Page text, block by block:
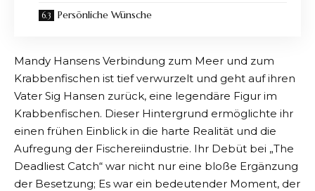
Persönliche Wünsche
Mandy Hansens Verbindung zum Meer und zum
Krabbenfischen ist tief verwurzelt und geht auf ihren
Vater Sig Hansen zurück, eine legendäre Figur im
Krabbenfischen. Dieser Hintergrund ermöglichte ihr
einen frühen Einblick in die harte Realität und die
Aufregung der Fischereiindustrie. Ihr Debüt bei „The
Deadliest Catch“ war nicht nur eine bloße Ergänzung
der Besetzung; Es war ein bedeutender Moment, der